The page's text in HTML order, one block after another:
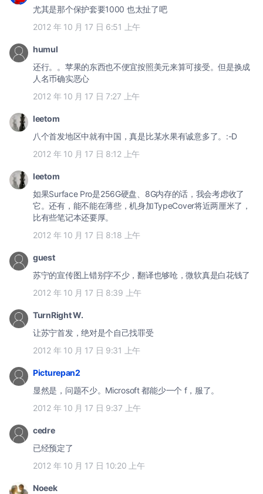
尤其是那个保护套要1000 也太扯了吧
2012 年 10 月 17 日 6:51 上午
humul
还行。。苹果的东西也不便宜按照美元来算可接受。但是换成
人名币确实恶心
2012 年 10 月 17 日 7:27 上午
leetom
八个首发地区中就有中国，真是比某水果有诚意多了。:-D
2012 年 10 月 17 日 8:12 上午
leetom
如果Surface Pro是256G硬盘、8G内存的话，我会考虑收了
它。还有，能不能在薄些，机身加TypeCover将近两厘米了，
比有些笔记本还要厚。
2012 年 10 月 17 日 8:18 上午
guest
苏宁的宣传图上错别字不少，翻译也够呛，微软真是白花钱了
2012 年 10 月 17 日 8:39 上午
TurnRight W.
让苏宁首发，绝对是个自己找罪受
2012 年 10 月 17 日 9:31 上午
Picturepan2
显然是，问题不少。Microsoft 都能少一个 f，服了。
2012 年 10 月 17 日 9:37 上午
cedre
已经预定了
2012 年 10 月 17 日 10:20 上午
Noeek